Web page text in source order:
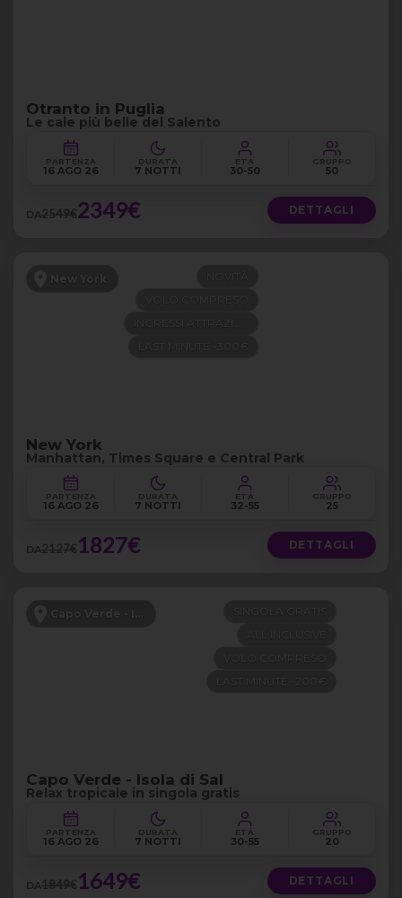
Otranto in Puglia
Le cale più belle del Salento
PARTENZA
16 AGO 26
DURATA
7 NOTTI
ETÀ
30-50
GRUPPO
50
DA2549€2349€ DETTAGLI
New York
New York
Manhattan, Times Square e Central Park
PARTENZA
16 AGO 26
DURATA
7 NOTTI
ETÀ
32-55
GRUPPO
25
DA2127€1827€ DETTAGLI
Capo Verde - Isola di Sal
Capo Verde - Isola di Sal
Relax tropicale in singola gratis
PARTENZA
16 AGO 26
DURATA
7 NOTTI
ETÀ
30-55
GRUPPO
20
DA1849€1649€ DETTAGLI